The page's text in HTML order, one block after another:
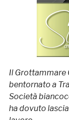
Il Grottammare
bentornato a
Società
ha dovuto